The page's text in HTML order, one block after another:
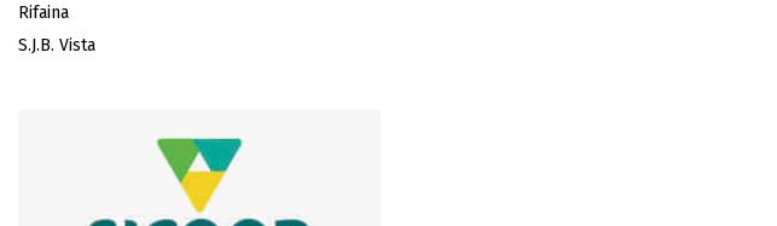
Rifaina
S.J.B. Vista